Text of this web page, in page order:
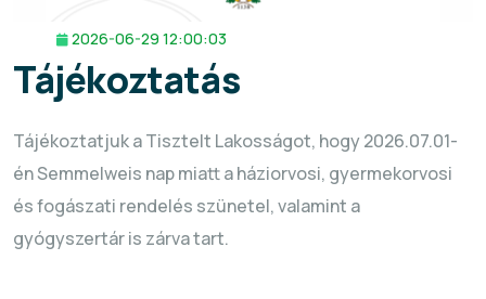
2026-06-29 12:00:03
Tájékoztatás
Tájékoztatjuk a Tisztelt Lakosságot, hogy 2026.07.01-
én Semmelweis nap miatt a háziorvosi, gyermekorvosi
és fogászati rendelés szünetel, valamint a
gyógyszertár is zárva tart.